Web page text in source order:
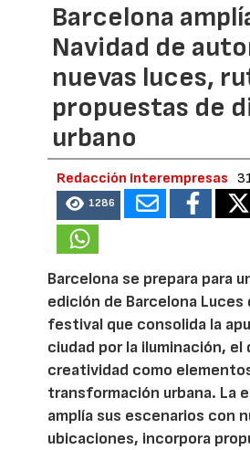
Barcelona
Navidad de
nuevas luces,
propuestas de
urbano
Redacción Interempresas
1286
Barcelona se prepara para
edición de Barcelona Luces
festival que consolida la
ciudad por la iluminación, el
creatividad como
transformación urbana. La
amplía sus escenarios con
ubicaciones, incorpora